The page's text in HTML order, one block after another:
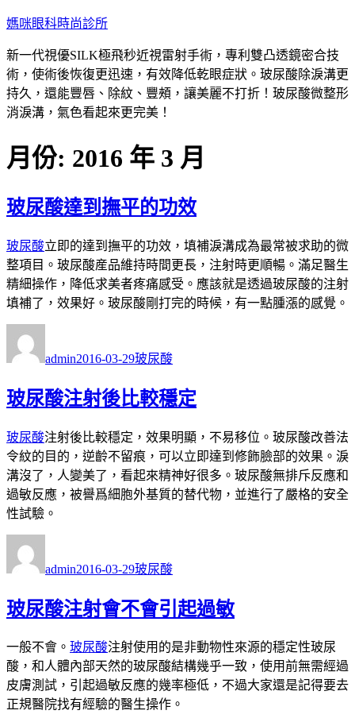
跳
主
要
內
容
媽咪眼科時尚診所
新一代視優SILK極飛秒近視雷射手術，專利雙凸透鏡密合技
術，使術後恢復更迅速，有效降低乾眼症狀。玻尿酸除淚溝更
持久，還能豐唇、除紋、豐頰，讓美麗不打折！玻尿酸微整形
消淚溝，氣色看起來更完美！
月份: 2016 年 3 月
玻尿酸達到撫平的功效
玻尿酸立即的達到撫平的功效，填補淚溝成為最常被求助的微
整項目。玻尿酸産品維持時間更長，注射時更順暢。滿足醫生
精細操作，降低求美者疼痛感受。應該就是透過玻尿酸的注射
填補了，效果好。玻尿酸剛打完的時候，有一點腫漲的感覺。
者
admin佈
期:
2016-03-29類
玻尿酸
玻尿酸注射後比較穩定
玻尿酸注射後比較穩定，效果明顯，不易移位。玻尿酸改善法
令紋的目的，逆齡不留痕，可以立即達到修飾臉部的效果。淚
溝沒了，人變美了，看起來精神好很多。玻尿酸無排斥反應和
過敏反應，被譽爲細胞外基質的替代物，並進行了嚴格的安全
性試驗。
者
admin佈
期:
2016-03-29類
玻尿酸
玻尿酸注射會不會引起過敏
一般不會。 玻尿酸注射使用的是非動物性來源的穩定性玻尿
酸，和人體內部天然的玻尿酸結構幾乎一致，使用前無需經過
皮膚測試，引起過敏反應的幾率極低，不過大家還是記得要去
正規醫院找有經驗的醫生操作。